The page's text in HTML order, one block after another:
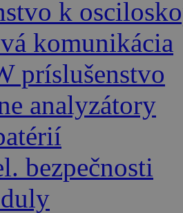
k
komunikácia
príslušenstvo
analyzátory
bezpečnosti